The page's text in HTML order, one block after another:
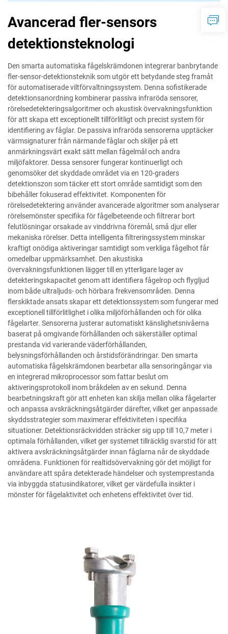
Avancerad fler-sensors
detektionsteknologi
Den smarta automatiska fågelskrämdonen integrerar banbrytande
fler-sensor-detektionsteknik som utgör ett betydande steg framåt
för automatiserade viltförvaltningssystem. Denna sofistikerade
detektionsanordning kombinerar passiva infraröda sensorer,
rörelsedetekteringsalgoritmer och akustisk övervakningsfunktion
för att skapa ett exceptionellt tillförlitligt och precist system för
identifiering av fåglar. De passiva infraröda sensorerna upptäcker
värmsignaturer från närmande fåglar och skiljer på ett
anmärkningsvärt exakt sätt mellan fågelmål och andra
miljöfaktorer. Dessa sensorer fungerar kontinuerligt och
genomsöker det skyddade området via en 120-graders
detektionszon som täcker ett stort område samtidigt som den
bibehåller fokuserad effektivitet. Komponenten för
rörelsedetektering använder avancerade algoritmer som analyserar
rörelsemönster specifika för fågelbeteende och filtrerar bort
felutlösningar orsakade av vinddrivna föremål, små djur eller
mekaniska rörelser. Detta intelligenta filtreringssystem minskar
kraftigt onödiga aktiveringar samtidigt som verkliga fågelhot får
omedelbar uppmärksamhet. Den akustiska
övervakningsfunktionen lägger till en ytterligare lager av
detekteringskapacitet genom att identifiera fågelrop och flygljud
inom både ultraljuds- och hörbara frekvensområden. Denna
flerskiktade ansats skapar ett detektionssystem som fungerar med
exceptionell tillförlitlighet i olika miljöförhållanden och för olika
fågelarter. Sensorerna justerar automatiskt känslighetsnivåerna
baserat på omgivande förhållanden och säkerställer optimal
prestanda vid varierande väderförhållanden,
belysningsförhållanden och årstidsförändringar. Den smarta
automatiska fågelskrämdonen bearbetar alla sensoringångar via
en integrerad mikroprocessor som fattar beslut om
aktiveringsprotokoll inom bråkdelen av en sekund. Denna
bearbetningskraft gör att enheten kan skilja mellan olika fågelarter
och anpassa avskräckningsåtgärder därefter, vilket ger anpassade
skyddsstrategier som maximerar effektiviteten i specifika
situationer. Detektionsräckvidden sträcker sig upp till 10,7 meter i
optimala förhållanden, vilket ger systemet tillräcklig svarstid för att
aktivera avskräckningsåtgärder innan fåglarna når de skyddade
områdena. Funktionen för realtidsövervakning gör det möjligt for
användare att spåra detekterade händelser och systemprestanda
via inbyggda statusindikatorer, vilket ger värdefulla insikter i
mönster för fågelaktivitet och enhetens effektivitet över tid.